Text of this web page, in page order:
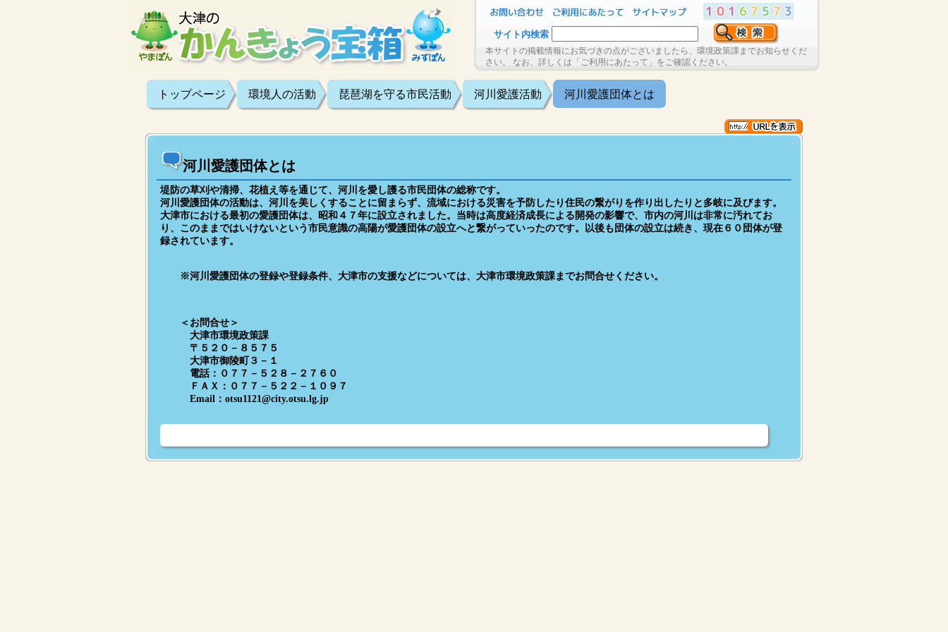
サイト内検索
本サイトの掲載情報にお気づきの点がございましたら、環境政策課までお知らせくだ
さい。 なお、詳しくは「ご利用にあたって」をご確認ください。
トップページ 環境人の活動 琵琶湖を守る市民活動 河川愛護活動 河川愛護団体とは
河川愛護団体とは
堤防の草刈や清掃、花植え等を通じて、河川を愛し護る市民団体の総称です。
河川愛護団体の活動は、河川を美しくすることに留まらず、流域における災害を予防したり住民の繋がりを作り出したりと多岐に及びます。
大津市における最初の愛護団体は、昭和４７年に設立されました。当時は高度経済成長による開発の影響で、市内の河川は非常に汚れてお
り、このままではいけないという市民意識の高陽が愛護団体の設立へと繋がっていったのです。以後も団体の設立は続き、現在６０団体が登
録されています。
※河川愛護団体の登録や登録条件、大津市の支援などについては、大津市環境政策課までお問合せください。
＜お問合せ＞
大津市環境政策課
〒５２０－８５７５
大津市御陵町３－１
電話：０７７－５２８－２７６０
ＦＡＸ：０７７－５２２－１０９７
Email： otsu1121@city.otsu.lg.jp